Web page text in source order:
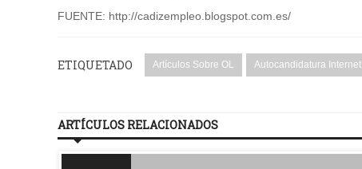
FUENTE: http://cadizempleo.blogspot.com.es/
ETIQUETADO Artículos Sobre OL Autocandidatura Internet
ARTÍCULOS RELACIONADOS